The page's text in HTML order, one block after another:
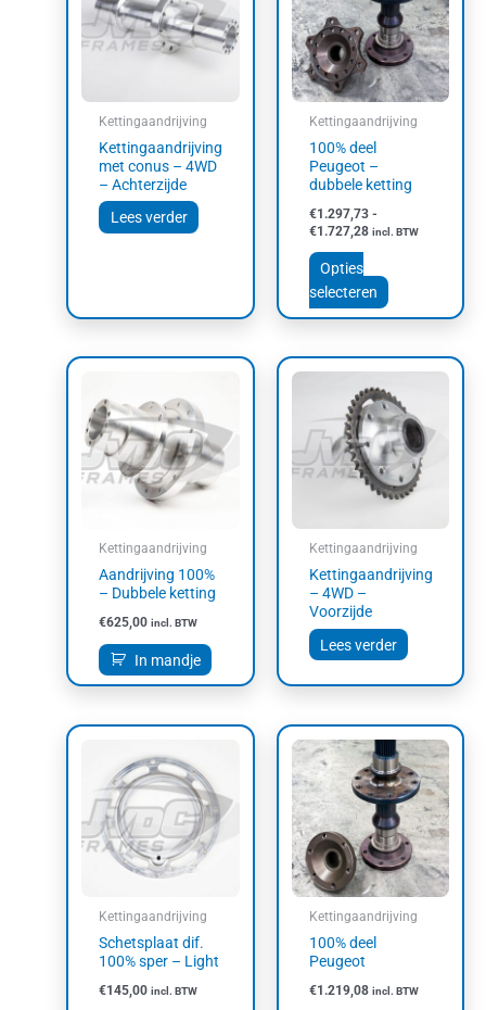
Kettingaandrijving
Kettingaandrijving
met conus – 4WD
– Achterzijde
Lees verder
Kettingaandrijving
100% deel
Peugeot –
dubbele ketting
€1.297,73 -
€1.727,28 incl. BTW
Opties
selecteren
meerdere
variaties.
Deze
optie
gekozen
op
Kettingaandrijving
Aandrijving 100%
– Dubbele ketting
€625,00 incl. BTW
In mandje
Kettingaandrijving
Kettingaandrijving
– 4WD –
Voorzijde
Lees verder
Kettingaandrijving
Schetsplaat dif.
100% sper – Light
€145,00 incl. BTW
product
heeft
meerdere
variaties.
Deze
optie
gekozen
worden
de
Kettingaandrijving
100% deel
Peugeot
€1.219,08 incl. BTW